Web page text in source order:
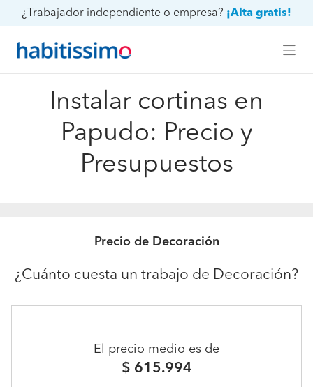
¿Trabajador independiente o empresa? ¡Alta gratis!
Instalar cortinas en
Papudo: Precio y
Presupuestos
Precio de Decoración
¿Cuánto cuesta un trabajo de Decoración?
El precio medio es de
$ 615.994